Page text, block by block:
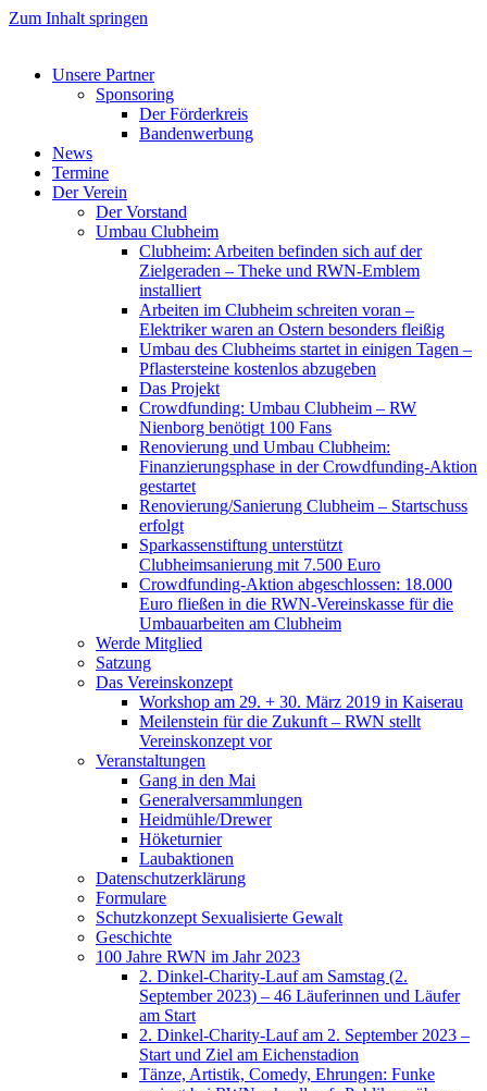
Zum Inhalt springen
Unsere Partner
Sponsoring
Der Förderkreis
Bandenwerbung
News
Termine
Der Verein
Der Vorstand
Umbau Clubheim
Clubheim: Arbeiten befinden sich auf der
Zielgeraden – Theke und RWN-Emblem
installiert
Arbeiten im Clubheim schreiten voran –
Elektriker waren an Ostern besonders fleißig
Umbau des Clubheims startet in einigen Tagen –
Pflastersteine kostenlos abzugeben
Das Projekt
Crowdfunding: Umbau Clubheim – RW
Nienborg benötigt 100 Fans
Renovierung und Umbau Clubheim:
Finanzierungsphase in der Crowdfunding-Aktion
gestartet
Renovierung/Sanierung Clubheim – Startschuss
erfolgt
Sparkassenstiftung unterstützt
Clubheimsanierung mit 7.500 Euro
Crowdfunding-Aktion abgeschlossen: 18.000
Euro fließen in die RWN-Vereinskasse für die
Umbauarbeiten am Clubheim
Werde Mitglied
Satzung
Das Vereinskonzept
Workshop am 29. + 30. März 2019 in Kaiserau
Meilenstein für die Zukunft – RWN stellt
Vereinskonzept vor
Veranstaltungen
Gang in den Mai
Generalversammlungen
Heidmühle/Drewer
Höketurnier
Laubaktionen
Datenschutzerklärung
Formulare
Schutzkonzept Sexualisierte Gewalt
Geschichte
100 Jahre RWN im Jahr 2023
2. Dinkel-Charity-Lauf am Samstag (2.
September 2023) – 46 Läuferinnen und Läufer
am Start
2. Dinkel-Charity-Lauf am 2. September 2023 –
Start und Ziel am Eichenstadion
Tänze, Artistik, Comedy, Ehrungen: Funke